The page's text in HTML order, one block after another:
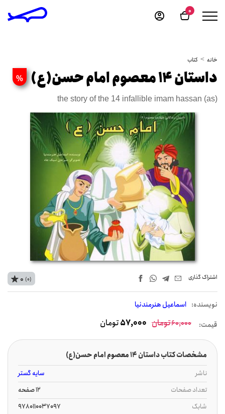
0
خانه کتاب
% داستان 14 معصوم امام حسن(ع)
the story of the 14 infallible imam hassan (as)
اشتراک‌ گذاری
نويسنده: اسماعیل هنرمندنیا
0 (0)
قیمت: 60,000تومان 57,000تومان
مشخصات کتاب داستان 14 معصوم امام حسن(ع)
ناشر
سایه گستر
تعداد صفحات
12 صفحه
شابک
9780110037097